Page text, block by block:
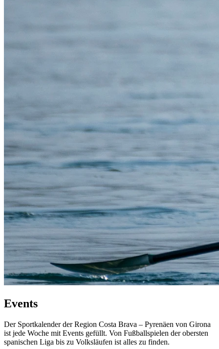
Events
Der Sportkalender der Region Costa Brava – Pyrenäen von Girona
ist jede Woche mit Events gefüllt. Von Fußballspielen der obersten
spanischen Liga bis zu Volksläufen ist alles zu finden.